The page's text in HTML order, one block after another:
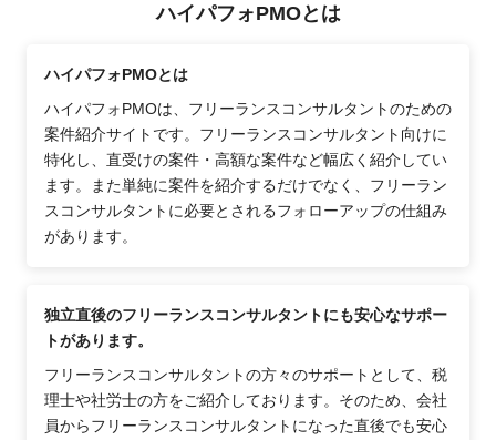
ハイパフォPMOとは
ハイパフォPMOとは
ハイパフォPMOは、フリーランスコンサルタントのための
案件紹介サイトです。フリーランスコンサルタント向けに
特化し、直受けの案件・高額な案件など幅広く紹介してい
ます。また単純に案件を紹介するだけでなく、フリーラン
スコンサルタントに必要とされるフォローアップの仕組み
があります。
独立直後のフリーランスコンサルタントにも安心なサポー
トがあります。
フリーランスコンサルタントの方々のサポートとして、税
理士や社労士の方をご紹介しております。そのため、会社
員からフリーランスコンサルタントになった直後でも安心